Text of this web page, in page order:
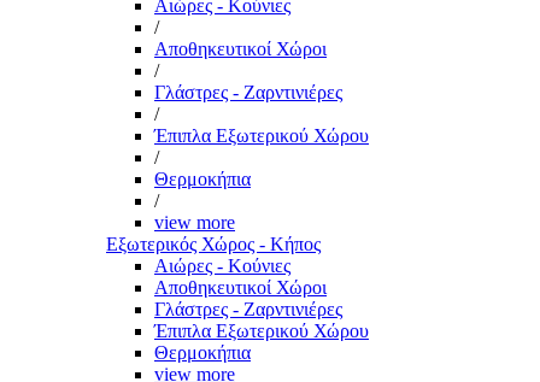
Αιώρες - Κούνιες
/
Αποθηκευτικοί Χώροι
/
Γλάστρες - Ζαρντινιέρες
/
Έπιπλα Εξωτερικού Χώρου
/
Θερμοκήπια
/
view more
Εξωτερικός Χώρος - Κήπος
Αιώρες - Κούνιες
Αποθηκευτικοί Χώροι
Γλάστρες - Ζαρντινιέρες
Έπιπλα Εξωτερικού Χώρου
Θερμοκήπια
view more